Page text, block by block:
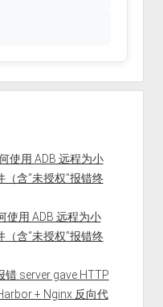
使用 ADB 远程为小
含“未授权”报错终
使用 ADB 远程为小
含“未授权”报错终
错 server gave HTTP
+ Nginx 反向代